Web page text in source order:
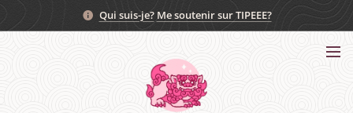
Qui suis-je? Me soutenir sur TIPEEE?